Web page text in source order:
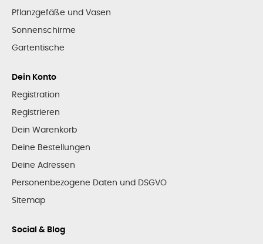
Pflanzgefäße und Vasen
Sonnenschirme
Gartentische
Dein Konto
Registration
Registrieren
Dein Warenkorb
Deine Bestellungen
Deine Adressen
Personenbezogene Daten und DSGVO
Sitemap
Social & Blog